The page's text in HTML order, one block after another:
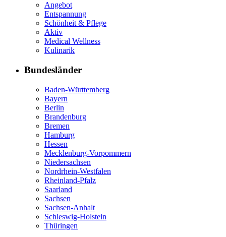
Angebot
Entspannung
Schönheit & Pflege
Aktiv
Medical Wellness
Kulinarik
Bundesländer
Baden-Württemberg
Bayern
Berlin
Brandenburg
Bremen
Hamburg
Hessen
Mecklenburg-Vorpommern
Niedersachsen
Nordrhein-Westfalen
Rheinland-Pfalz
Saarland
Sachsen
Sachsen-Anhalt
Schleswig-Holstein
Thüringen